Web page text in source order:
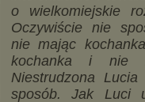
o wielkomiejskie
Oczywiście nie
nie mając
kochanka i nie
Niestrudzona
sposób. Jak Luci